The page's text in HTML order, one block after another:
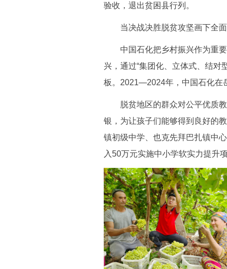
验收，退出贫困县行列。
当决战决胜脱贫攻坚画下全面
中国石化把乡村振兴作为重要
兴，通过“集团化、立体式、结对
板。2021—2024年，中国石化在
脱贫地区的群众对公平优质教
银，为让孩子们能够得到良好的
镇初级中学、也克先拜巴扎镇中
入50万元实施中小学软实力提